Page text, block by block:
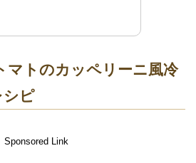
マトのカッペリーニ風冷
シピ
Sponsored Link